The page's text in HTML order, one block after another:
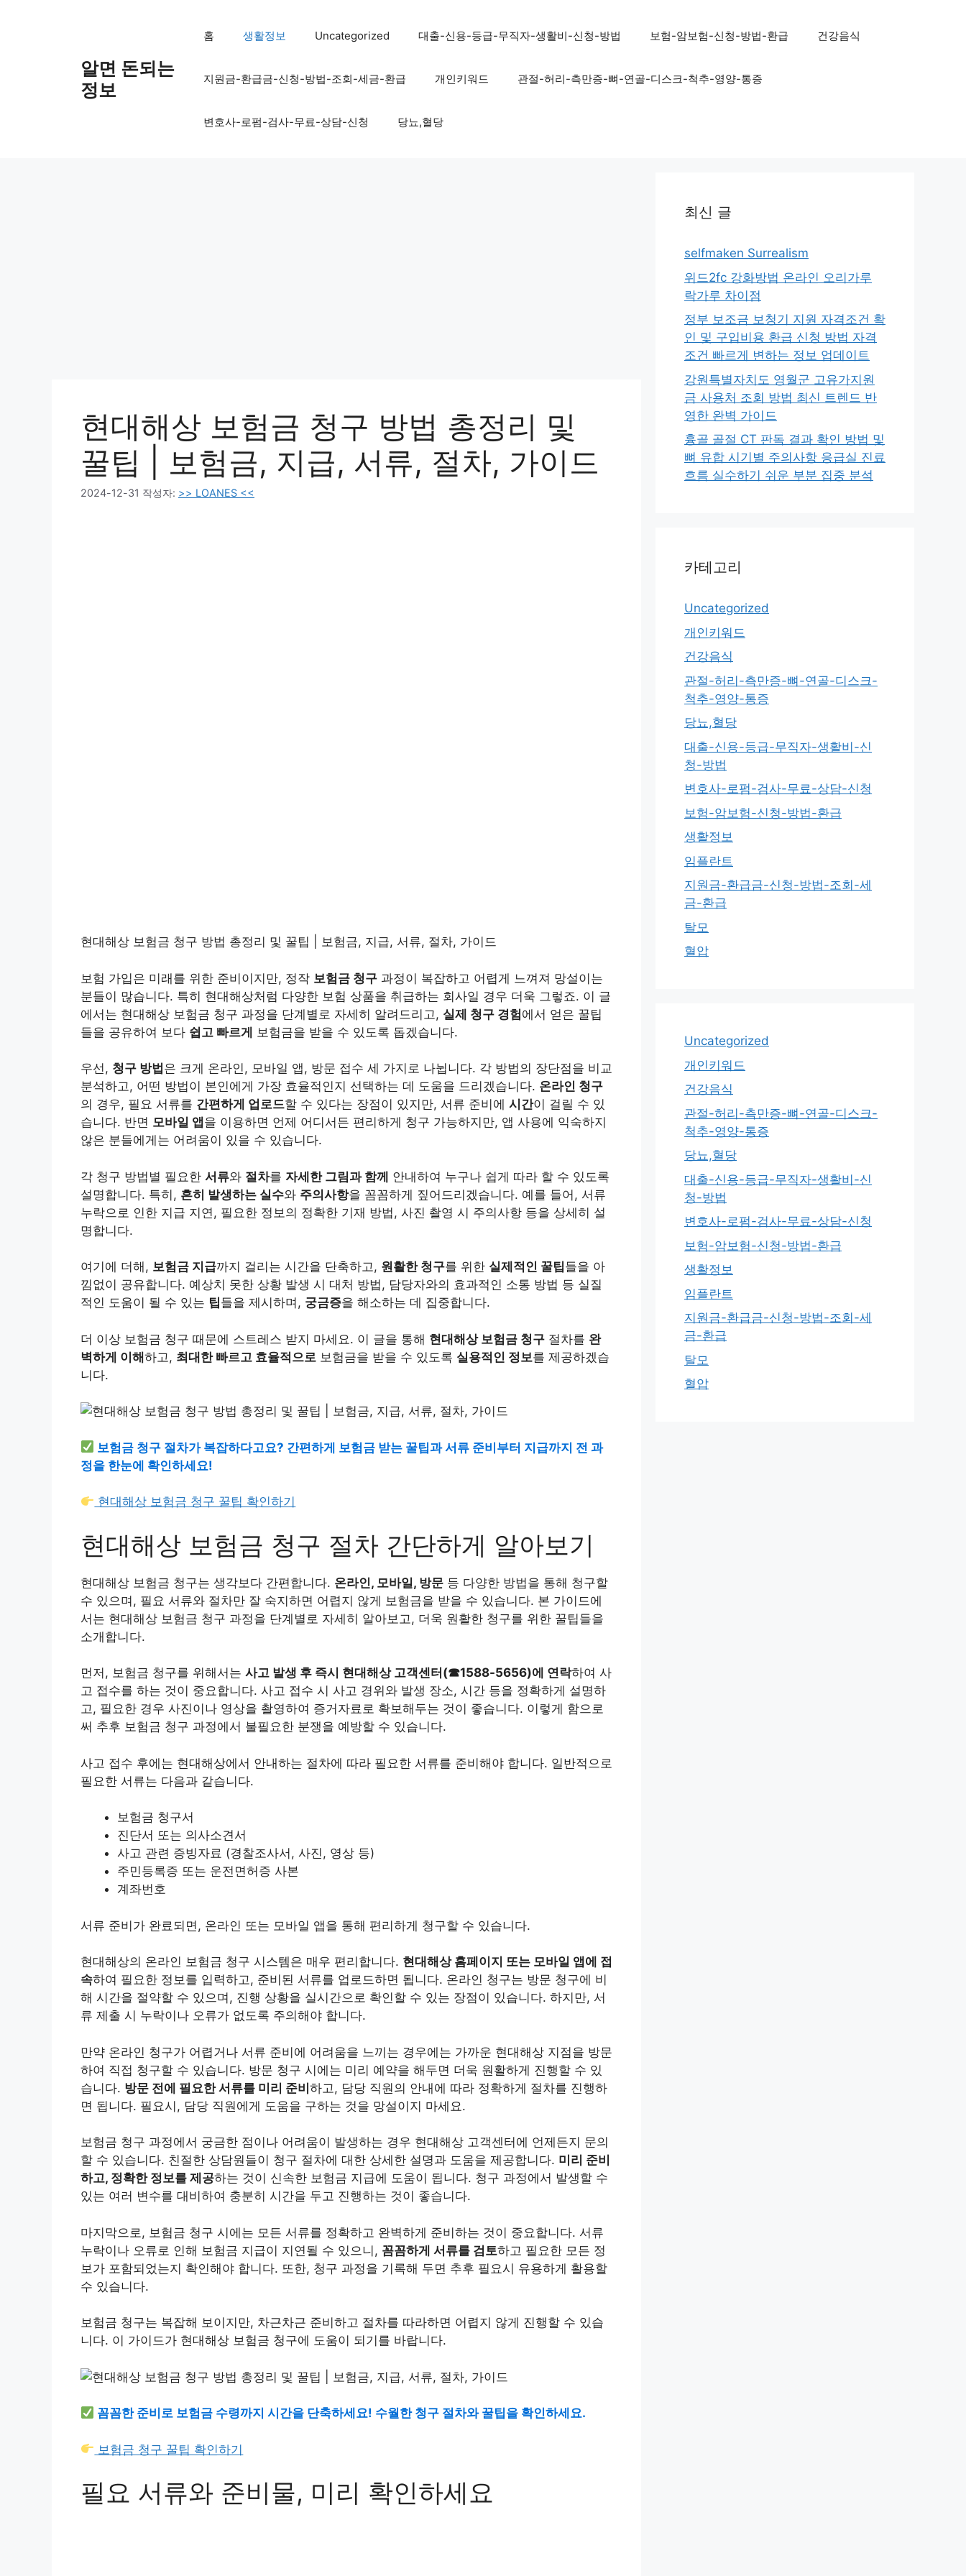
알면 돈되는
정보
홈 생활정보 Uncategorized 대출-신용-등급-무직자-생활비-신청-방법 보험-암보험-신청-방법-환급 건강음식
지원금-환급금-신청-방법-조회-세금-환급 개인키워드 관절-허리-측만증-뼈-연골-디스크-척추-영양-통증
변호사-로펌-검사-무료-상담-신청 당뇨,혈당
현대해상 보험금 청구 방법 총정리 및
꿀팁 | 보험금, 지급, 서류, 절차, 가이드
2024-12-31 작성자: >> LOANES <<
현대해상 보험금 청구 방법 총정리 및 꿀팁 | 보험금, 지급, 서류, 절차, 가이드
보험 가입은 미래를 위한 준비이지만, 정작 보험금 청구 과정이 복잡하고 어렵게 느껴져 망설이는
분들이 많습니다. 특히 현대해상처럼 다양한 보험 상품을 취급하는 회사일 경우 더욱 그렇죠. 이 글
에서는 현대해상 보험금 청구 과정을 단계별로 자세히 알려드리고, 실제 청구 경험에서 얻은 꿀팁
들을 공유하여 보다 쉽고 빠르게 보험금을 받을 수 있도록 돕겠습니다.
우선, 청구 방법 은 크게 온라인, 모바일 앱, 방문 접수 세 가지로 나뉩니다. 각 방법의 장단점을 비교
분석하고, 어떤 방법이 본인에게 가장 효율적인지 선택하는 데 도움을 드리겠습니다. 온라인 청구
의 경우, 필요 서류를 간편하게 업로드할 수 있다는 장점이 있지만, 서류 준비에 시간이 걸릴 수 있
습니다. 반면 모바일 앱 을 이용하면 언제 어디서든 편리하게 청구 가능하지만, 앱 사용에 익숙하지
않은 분들에게는 어려움이 있을 수 있습니다.
각 청구 방법별 필요한 서류와 절차를 자세한 그림과 함께 안내하여 누구나 쉽게 따라 할 수 있도록
설명합니다. 특히, 흔히 발생하는 실수와 주의사항을 꼼꼼하게 짚어드리겠습니다. 예를 들어, 서류
누락으로 인한 지급 지연, 필요한 정보의 정확한 기재 방법, 사진 촬영 시 주의사항 등을 상세히 설
명합니다.
여기에 더해, 보험금 지급까지 걸리는 시간을 단축하고, 원활한 청구를 위한 실제적인 꿀팁들을 아
낌없이 공유합니다. 예상치 못한 상황 발생 시 대처 방법, 담당자와의 효과적인 소통 방법 등 실질
적인 도움이 될 수 있는 팁들을 제시하며, 궁금증을 해소하는 데 집중합니다.
더 이상 보험금 청구 때문에 스트레스 받지 마세요. 이 글을 통해 현대해상 보험금 청구 절차를 완
벽하게 이해하고, 최대한 빠르고 효율적으로 보험금을 받을 수 있도록 실용적인 정보를 제공하겠습
니다.
보험금 청구 절차가 복잡하다고요? 간편하게 보험금 받는 꿀팁과 서류 준비부터 지급까지 전 과
정을 한눈에 확인하세요!
현대해상 보험금 청구 꿀팁 확인하기
현대해상 보험금 청구 절차 간단하게 알아보기
현대해상 보험금 청구는 생각보다 간편합니다. 온라인, 모바일, 방문 등 다양한 방법을 통해 청구할
수 있으며, 필요 서류와 절차만 잘 숙지하면 어렵지 않게 보험금을 받을 수 있습니다. 본 가이드에
서는 현대해상 보험금 청구 과정을 단계별로 자세히 알아보고, 더욱 원활한 청구를 위한 꿀팁들을
소개합니다.
먼저, 보험금 청구를 위해서는 사고 발생 후 즉시 현대해상 고객센터(☎1588-5656)에 연락하여 사
고 접수를 하는 것이 중요합니다. 사고 접수 시 사고 경위와 발생 장소, 시간 등을 정확하게 설명하
고, 필요한 경우 사진이나 영상을 촬영하여 증거자료로 확보해두는 것이 좋습니다. 이렇게 함으로
써 추후 보험금 청구 과정에서 불필요한 분쟁을 예방할 수 있습니다.
사고 접수 후에는 현대해상에서 안내하는 절차에 따라 필요한 서류를 준비해야 합니다. 일반적으로
필요한 서류는 다음과 같습니다.
보험금 청구서
진단서 또는 의사소견서
사고 관련 증빙자료 (경찰조사서, 사진, 영상 등)
주민등록증 또는 운전면허증 사본
계좌번호
서류 준비가 완료되면, 온라인 또는 모바일 앱을 통해 편리하게 청구할 수 있습니다.
현대해상의 온라인 보험금 청구 시스템은 매우 편리합니다. 현대해상 홈페이지 또는 모바일 앱에 접
속하여 필요한 정보를 입력하고, 준비된 서류를 업로드하면 됩니다. 온라인 청구는 방문 청구에 비
해 시간을 절약할 수 있으며, 진행 상황을 실시간으로 확인할 수 있는 장점이 있습니다. 하지만, 서
류 제출 시 누락이나 오류가 없도록 주의해야 합니다.
만약 온라인 청구가 어렵거나 서류 준비에 어려움을 느끼는 경우에는 가까운 현대해상 지점을 방문
하여 직접 청구할 수 있습니다. 방문 청구 시에는 미리 예약을 해두면 더욱 원활하게 진행할 수 있
습니다. 방문 전에 필요한 서류를 미리 준비하고, 담당 직원의 안내에 따라 정확하게 절차를 진행하
면 됩니다. 필요시, 담당 직원에게 도움을 구하는 것을 망설이지 마세요.
보험금 청구 과정에서 궁금한 점이나 어려움이 발생하는 경우 현대해상 고객센터에 언제든지 문의
할 수 있습니다. 친절한 상담원들이 청구 절차에 대한 상세한 설명과 도움을 제공합니다. 미리 준비
하고, 정확한 정보를 제공하는 것이 신속한 보험금 지급에 도움이 됩니다. 청구 과정에서 발생할 수
있는 여러 변수를 대비하여 충분히 시간을 두고 진행하는 것이 좋습니다.
마지막으로, 보험금 청구 시에는 모든 서류를 정확하고 완벽하게 준비하는 것이 중요합니다. 서류
누락이나 오류로 인해 보험금 지급이 지연될 수 있으니, 꼼꼼하게 서류를 검토하고 필요한 모든 정
보가 포함되었는지 확인해야 합니다. 또한, 청구 과정을 기록해 두면 추후 필요시 유용하게 활용할
수 있습니다.
보험금 청구는 복잡해 보이지만, 차근차근 준비하고 절차를 따라하면 어렵지 않게 진행할 수 있습
니다. 이 가이드가 현대해상 보험금 청구에 도움이 되기를 바랍니다.
꼼꼼한 준비로 보험금 수령까지 시간을 단축하세요! 수월한 청구 절차와 꿀팁을 확인하세요.
보험금 청구 꿀팁 확인하기
필요 서류와 준비물, 미리 확인하세요
최신 글
selfmaken Surrealism
위드2fc 강화방법 온라인 오리가루
락가루 차이점
정부 보조금 보청기 지원 자격조건 확
인 및 구입비용 환급 신청 방법 자격
조건 빠르게 변하는 정보 업데이트
강원특별자치도 영월군 고유가지원
금 사용처 조회 방법 최신 트렌드 반
영한 완벽 가이드
흉골 골절 CT 판독 결과 확인 방법 및
뼈 유합 시기별 주의사항 응급실 진료
흐름 실수하기 쉬운 부분 집중 분석
카테고리
Uncategorized
개인키워드
건강음식
관절-허리-측만증-뼈-연골-디스크-
척추-영양-통증
당뇨,혈당
대출-신용-등급-무직자-생활비-신
청-방법
변호사-로펌-검사-무료-상담-신청
보험-암보험-신청-방법-환급
생활정보
임플란트
지원금-환급금-신청-방법-조회-세
금-환급
탈모
혈압
Uncategorized
개인키워드
건강음식
관절-허리-측만증-뼈-연골-디스크-
척추-영양-통증
당뇨,혈당
대출-신용-등급-무직자-생활비-신
청-방법
변호사-로펌-검사-무료-상담-신청
보험-암보험-신청-방법-환급
생활정보
임플란트
지원금-환급금-신청-방법-조회-세
금-환급
탈모
혈압